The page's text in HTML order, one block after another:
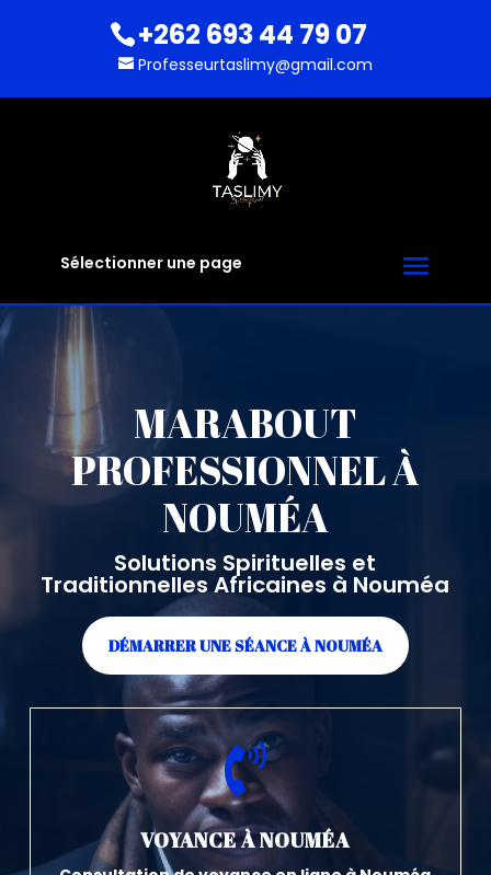
+262 693 44 79 07
Professeurtaslimy@gmail.com
Sélectionner une page
MARABOUT
PROFESSIONNEL À
NOUMÉA
Solutions Spirituelles et
Traditionnelles Africaines à Nouméa
DÉMARRER UNE SÉANCE À NOUMÉA

VOYANCE À NOUMÉA